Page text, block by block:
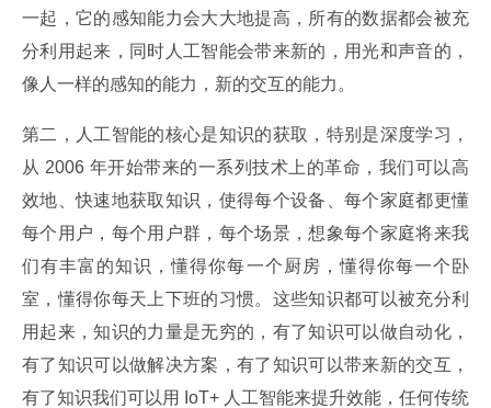
一起，它的感知能力会大大地提高，所有的数据都会被充
分利用起来，同时人工智能会带来新的，用光和声音的，
像人一样的感知的能力，新的交互的能力。
第二，人工智能的核心是知识的获取，特别是深度学习，
从 2006 年开始带来的一系列技术上的革命，我们可以高
效地、快速地获取知识，使得每个设备、每个家庭都更懂
每个用户，每个用户群，每个场景，想象每个家庭将来我
们有丰富的知识，懂得你每一个厨房，懂得你每一个卧
室，懂得你每天上下班的习惯。这些知识都可以被充分利
用起来，知识的力量是无穷的，有了知识可以做自动化，
有了知识可以做解决方案，有了知识可以带来新的交互，
有了知识我们可以用 IoT+ 人工智能来提升效能，任何传统